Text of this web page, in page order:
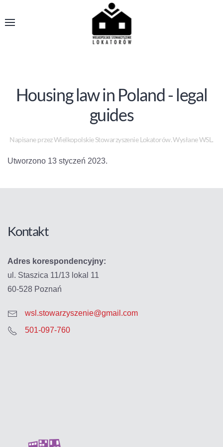
Housing law in Poland - legal
guides
Napisane przez Wielkopolskie Stowarzyszenie Lokatorów. WysłaneWSL .
Utworzono 13 styczeń 2023.
Kontakt
Adres korespondencyjny:
ul. Staszica 11/13 lokal 11
60-528 Poznań
wsl.stowarzyszenie@gmail.com
501-097-760